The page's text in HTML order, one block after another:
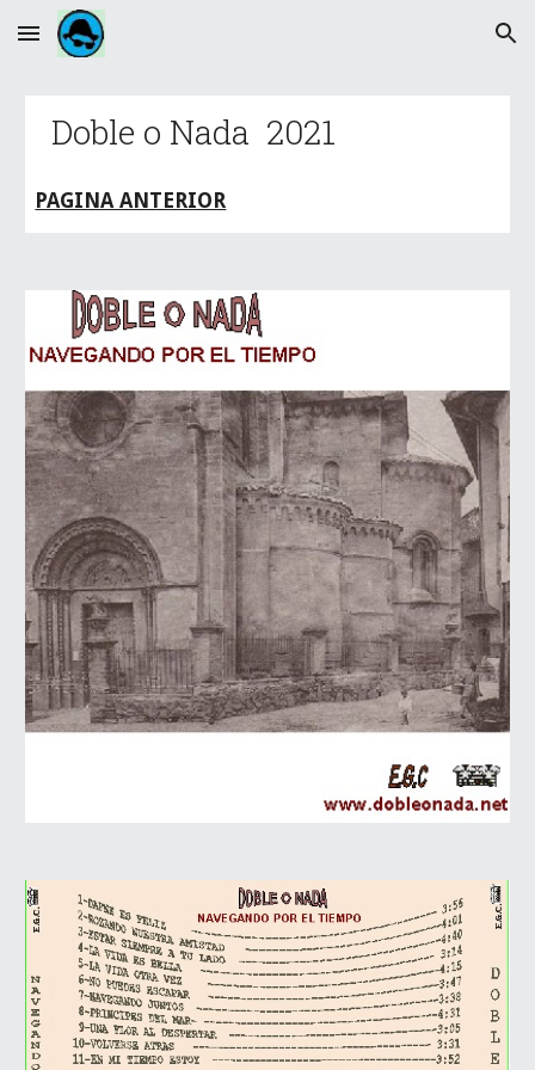
Skip to main content Skip to navigation
  Doble o Nada  2021
PAGINA ANTERIOR